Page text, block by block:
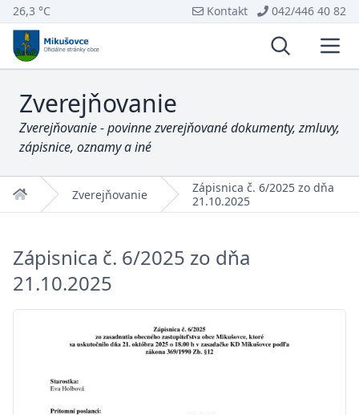
26,3 °C Kontakt 042/446 40 82
Vyhľadávanie
Zverejňovanie
Zverejňovanie - povinne zverejňované dokumenty, zmluvy,
zápisnice, oznamy a iné
Domov Zverejňovanie
Zápisnica č. 6/2025 zo dňa
21.10.2025
Zápisnica č. 6/2025 zo dňa
21.10.2025